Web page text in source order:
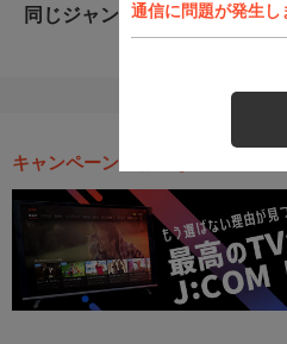
通信に問題が発生
同じジャンルのおすすめ番組
キャンペーン・お得な情報